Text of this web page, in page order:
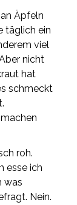
Äpfeln
täglich ein
viel
nicht
hat
schmeckt
roh.
esse ich
was
Nein.